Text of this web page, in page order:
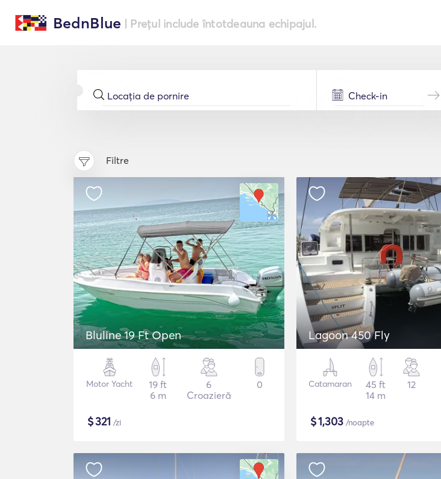
BednBlue | Prețul include întotdeauna echipajul.
Filtre
Bluline 19 Ft Open
Motor Yacht
19 ft
6 m
6
Croazieră
0
$321 /zi
Lagoon 450 Fly
Catamaran
45 ft
14 m
12
$1,303 /noapte